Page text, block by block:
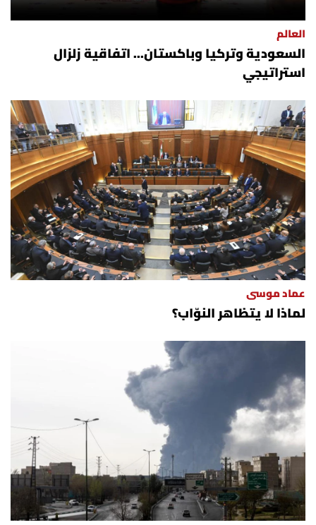
العالم
السعودية وتركيا وباكستان... اتفاقية زلزال
استراتيجي
عماد موسى
لماذا لا يتظاهر النوّاب؟